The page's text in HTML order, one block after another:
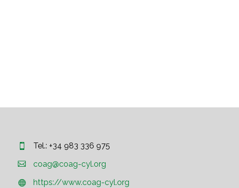

 Tel.: +34 983 336 975

 coag@coag-cyl.org

 https://www.coag-cyl.org